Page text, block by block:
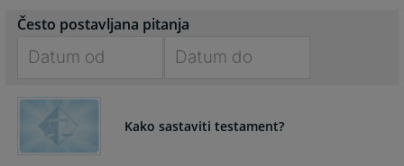
Često postavljana pitanja
forward
interact
to
Kako sastaviti testament?